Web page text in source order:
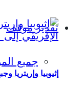
تقدير موقف
جميع
إثيوبيا